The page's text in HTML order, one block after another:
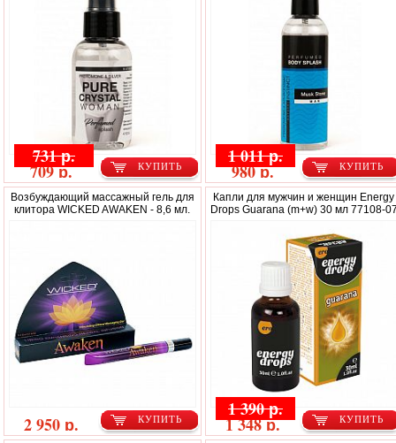
КУПИТЬ
731 р.
709 р. КУПИТЬ
1 011 р.
980 р.
Возбуждающий массажный гель для
клитора WICKED AWAKEN - 8,6 мл.
КУПИТЬ
2 950 р.
Капли для мужчин и женщин Energy
Drops Guarana (m+w) 30 мл 77108-
КУПИТЬ
1 390 р.
1 348 р.